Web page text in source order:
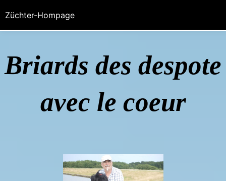
Briards des despote
avec le coeur
Züchter-Hompage